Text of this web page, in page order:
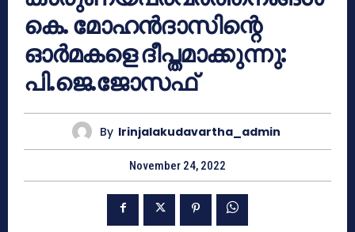
കെ. മോഹൻദാസിന്റെ
ഓർമകളെ ദീപ്തമാക്കുന്നു:
പി.ജെ.ജോസഫ്
By Irinjalakudavartha_admin
November 24, 2022